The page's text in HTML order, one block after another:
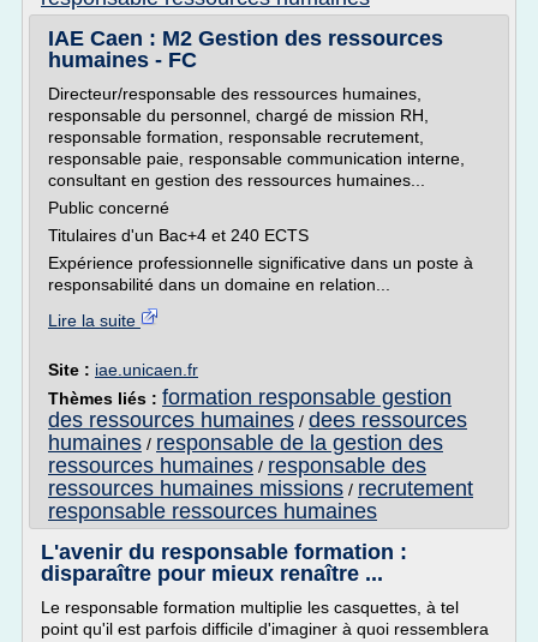
IAE Caen : M2 Gestion des ressources
humaines - FC
Directeur/responsable des ressources humaines,
responsable du personnel, chargé de mission RH,
responsable formation, responsable recrutement,
responsable paie, responsable communication interne,
consultant en gestion des ressources humaines...
Public concerné
Titulaires d'un Bac+4 et 240 ECTS
Expérience professionnelle significative dans un poste à
responsabilité dans un domaine en relation...
Lire la suite
Site : iae.unicaen.fr
Thèmes liés : formation responsable gestion
des ressources humaines / dees ressources
humaines / responsable de la gestion des
ressources humaines / responsable des
ressources humaines missions / recrutement
responsable ressources humaines
L'avenir du responsable formation :
disparaître pour mieux renaître ...
Le responsable formation multiplie les casquettes, à tel
point qu'il est parfois difficile d'imaginer à quoi ressemblera